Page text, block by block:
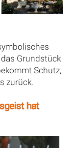
Grundstück
Schutz,
zurück.
hat